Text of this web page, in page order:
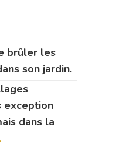
brûler les
son jardin.
exception
dans la